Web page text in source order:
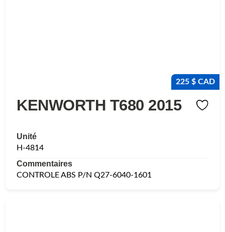
225 $ CAD
KENWORTH T680 2015
Unité
H-4814
Commentaires
CONTROLE ABS P/N Q27-6040-1601